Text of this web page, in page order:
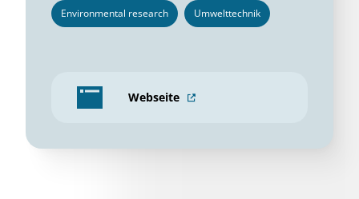
Environmental research Umwelttechnik
Webseite